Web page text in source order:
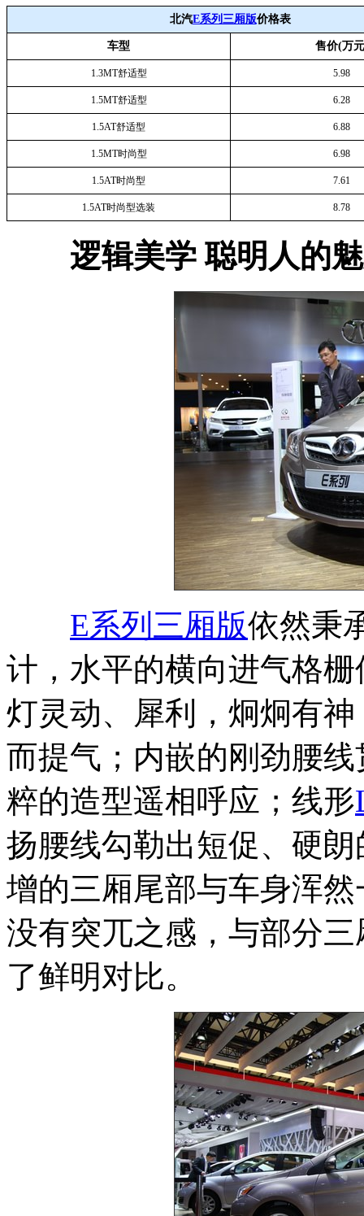
北汽E系列三厢版价格表
车型 售价(万
1.3MT舒适型 5.98
1.5MT舒适型 6.28
1.5AT舒适型 6.88
1.5MT时尚型 6.98
1.5AT时尚型 7.61
1.5AT时尚型选装 8.78
逻辑美学 聪明人的魅
E系列三厢版依然秉
计，水平的横向进气格
灯灵动、犀利，炯炯有神
而提气；内嵌的刚劲腰
粹的造型遥相呼应；线形
扬腰线勾勒出短促、硬
增的三厢尾部与车身浑
没有突兀之感，与部分三
了鲜明对比。